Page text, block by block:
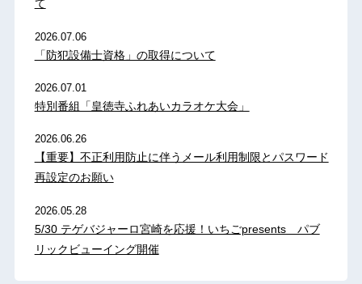
て
2026.07.06
「防犯設備士資格」の取得について
2026.07.01
特別番組「皇徳寺ふれあいカラオケ大会」
2026.06.26
【重要】不正利用防止に伴うメール利用制限とパスワード
再設定のお願い
2026.05.28
5/30 テゲバジャーロ宮崎を応援！いちごpresents パブ
リックビューイング開催